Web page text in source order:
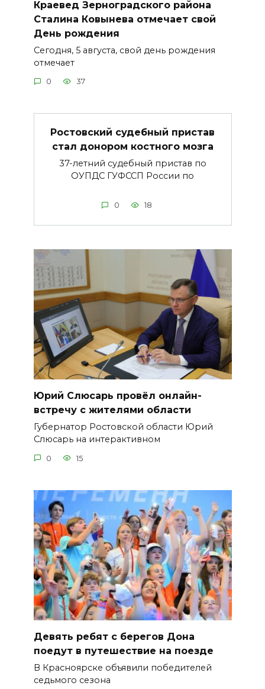
Краевед Зерноградского района
Сталина Ковынева отмечает свой
День рождения
Сегодня, 5 августа, свой день рождения
отмечает
0 37
Ростовский судебный пристав
стал донором костного мозга
37-летний судебный пристав по
ОУПДС ГУФССП России по
0 18
Юрий Слюсарь провёл онлайн-
встречу с жителями области
Губернатор Ростовской области Юрий
Слюсарь на интерактивном
0 15
Девять ребят с берегов Дона
поедут в путешествие на поезде
В Красноярске объявили победителей
седьмого сезона